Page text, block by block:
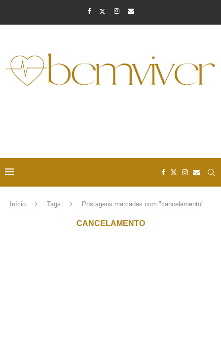
Início Tags Postagens marcadas com "cancelamento"
CANCELAMENTO